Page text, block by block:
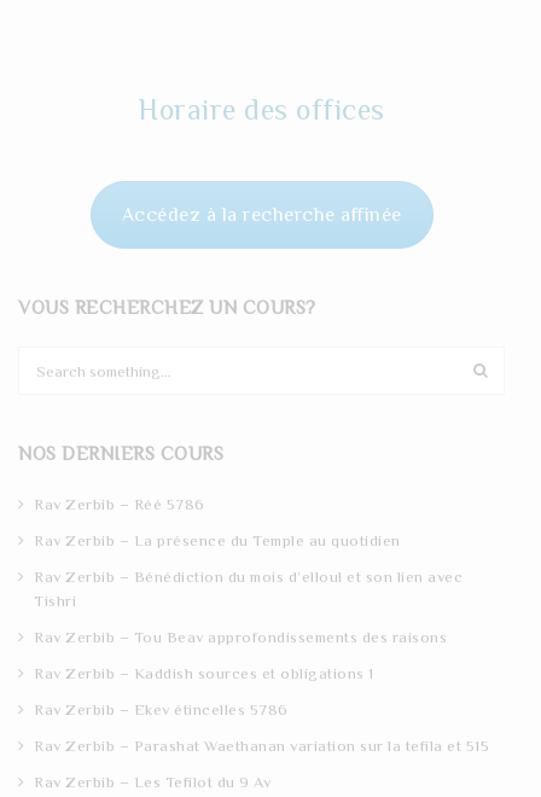
Horaire des offices
Accédez à la recherche affinée
VOUS RECHERCHEZ UN COURS?
c
NOS DERNIERS COURS
Rav Zerbib – Réé 5786
Rav Zerbib – La présence du Temple au quotidien
Rav Zerbib – Bénédiction du mois d’elloul et son lien avec
Tishri
Rav Zerbib – Tou Beav approfondissements des raisons
Rav Zerbib – Kaddish sources et obligations 1
Rav Zerbib – Ekev étincelles 5786
Rav Zerbib – Parashat Waethanan variation sur la tefila et 515
Rav Zerbib – Les Tefilot du 9 Av